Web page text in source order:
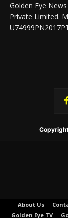
Golden Eye
Private Limited.
About Us
Golden Eye TV